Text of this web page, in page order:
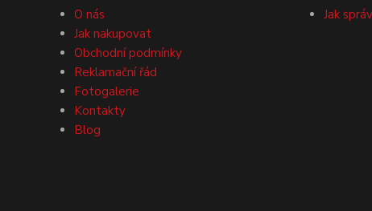
O nás
Jak nakupovat
Obchodní podmínky
Reklamační řád
Fotogalerie
Kontakty
Blog
Jak